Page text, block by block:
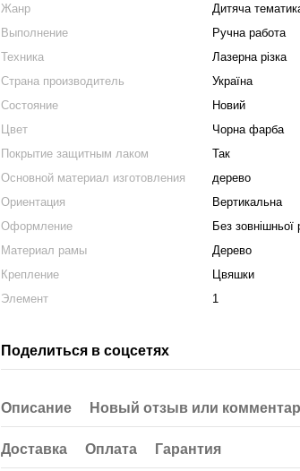
Жанр
Дитяча
Выполнение
Ручна работа
Техника
Лазерна різка
Страна производитель
Україна
Состояние
Новий
Цвет
Чорна фарба
Покрытие защитным лаком
Так
Основной материал изготовления
дерево
Ориентация
Вертикальна
Оформление
Без зовнішньої
Материал рамы
Дерево
Крепление
Цвяшки
Элемент
1
Поделиться в соцсетях
Описание Новый отзыв или
Доставка Оплата Гарантия